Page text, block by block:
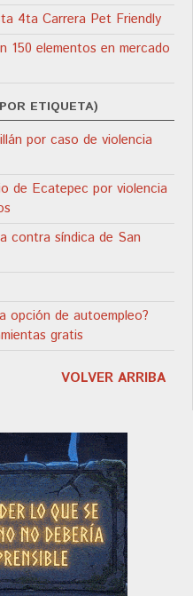
4ta Carrera Pet Friendly
150 elementos en mercado
ETIQUETA)
por caso de violencia
de Ecatepec por violencia
contra síndica de San
opción de autoempleo?
gratis
VOLVER ARRIBA